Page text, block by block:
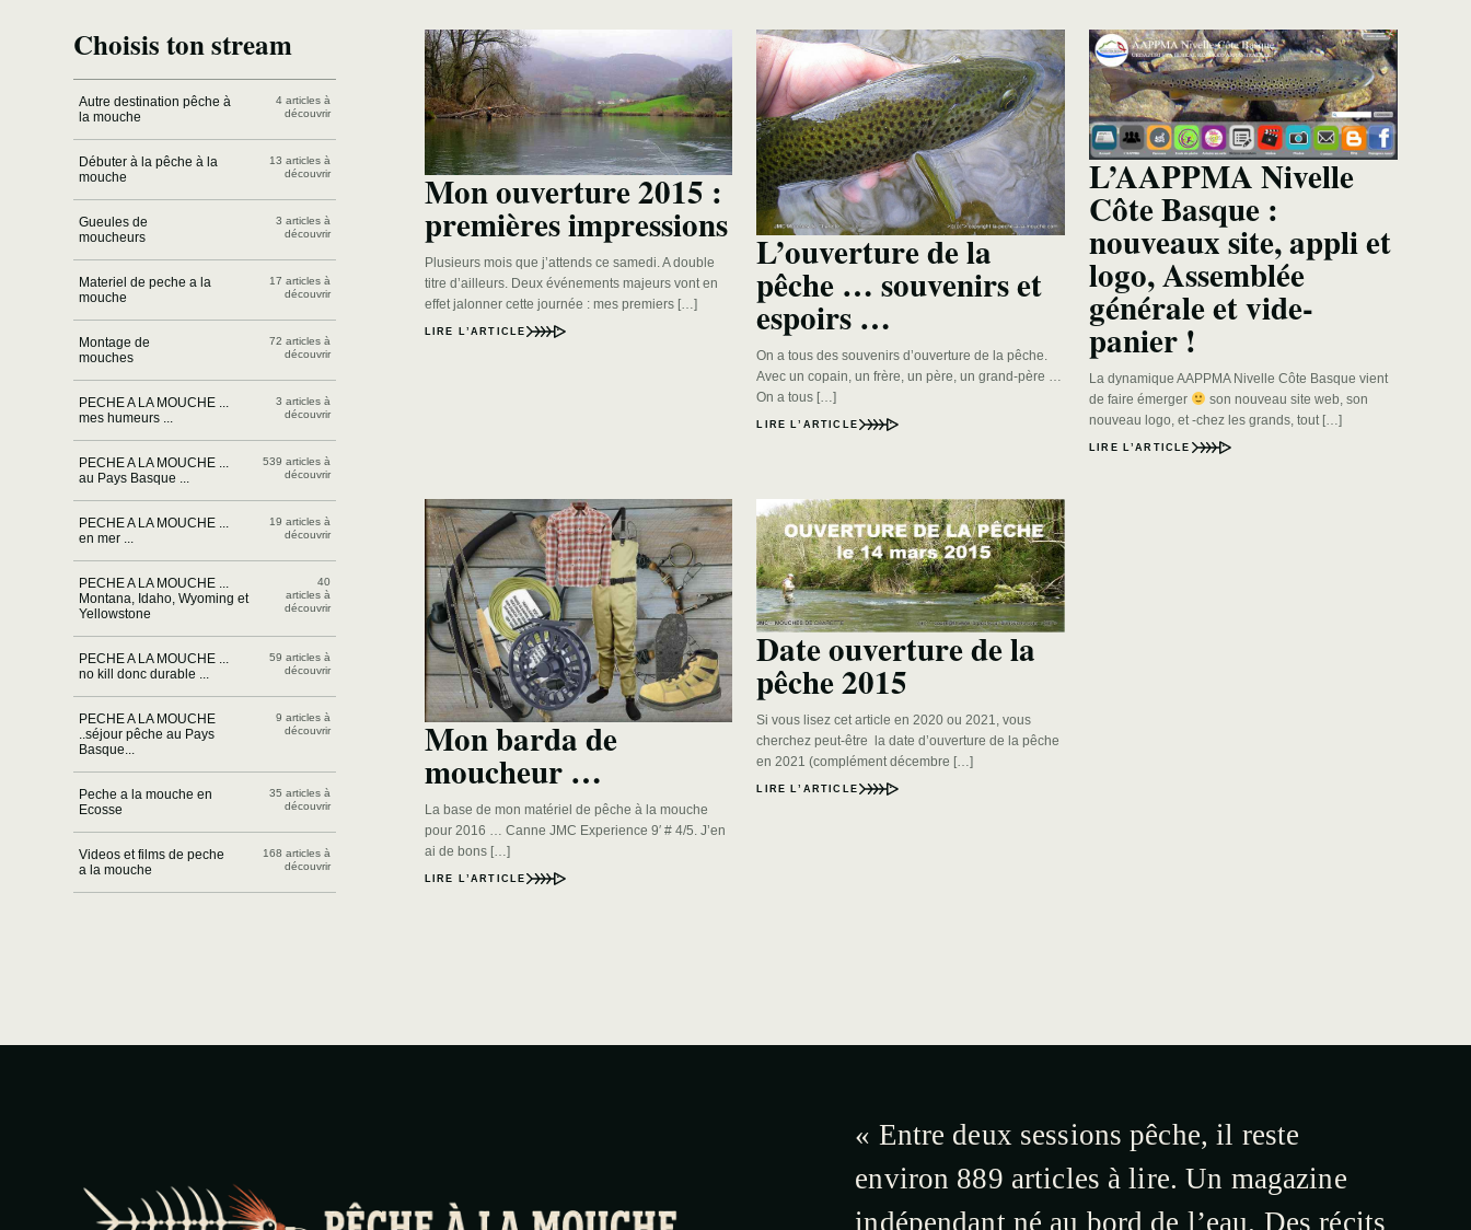
Choisis ton stream
Autre destination pêche à
la mouche
4 articles à
découvrir
Débuter à la pêche à la
mouche
13 articles à
découvrir
Gueules de
moucheurs
3 articles à
découvrir
Materiel de peche a la
mouche
17 articles à
découvrir
Montage de
mouches
72 articles à
découvrir
PECHE A LA MOUCHE ...
mes humeurs ...
3 articles à
découvrir
PECHE A LA MOUCHE ...
au Pays Basque ...
539 articles à
découvrir
PECHE A LA MOUCHE ...
en mer ...
19 articles à
découvrir
PECHE A LA MOUCHE ...
Montana, Idaho, Wyoming et
Yellowstone
40
articles à
découvrir
PECHE A LA MOUCHE ...
no kill donc durable ...
59 articles à
découvrir
PECHE A LA MOUCHE
..séjour pêche au Pays
Basque...
9 articles à
découvrir
Peche a la mouche en
Ecosse
35 articles à
découvrir
Videos et films de peche
a la mouche
168 articles à
découvrir
Mon ouverture 2015 :
premières impressions
Plusieurs mois que j’attends ce samedi. A double
titre d’ailleurs. Deux événements majeurs vont en
effet jalonner cette journée : mes premiers […]
LIRE L’ARTICLE
L’ouverture de la
pêche … souvenirs et
espoirs …
On a tous des souvenirs d’ouverture de la pêche.
Avec un copain, un frère, un père, un grand-père …
On a tous […]
LIRE L’ARTICLE
L’AAPPMA Nivelle
Côte Basque :
nouveaux site, appli et
logo, Assemblée
générale et vide-
panier !
La dynamique AAPPMA Nivelle Côte Basque vient
de faire émerger
son nouveau site web, son
nouveau logo, et -chez les grands, tout […]
LIRE L’ARTICLE
Mon barda de
moucheur …
La base de mon matériel de pêche à la mouche
pour 2016 … Canne JMC Experience 9′ # 4/5. J’en
ai de bons […]
LIRE L’ARTICLE
Date ouverture de la
pêche 2015
Si vous lisez cet article en 2020 ou 2021, vous
cherchez peut-être la date d’ouverture de la pêche
en 2021 (complément décembre […]
LIRE L’ARTICLE
« Entre deux sessions pêche, il reste
environ 889 articles à lire. Un magazine
indépendant né au bord de l’eau. Des récits